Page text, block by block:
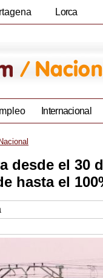
Lorca
Internacional
Nacional
desde el 30
hasta el